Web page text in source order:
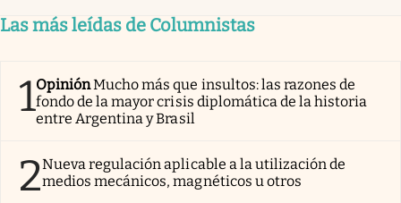
Las más leídas de Columnistas
1OpiniónMucho más que insultos: las razones de
fondo de la mayor crisis diplomática de la historia
entre Argentina y Brasil
2Nueva regulación aplicable a la utilización de
medios mecánicos, magnéticos u otros